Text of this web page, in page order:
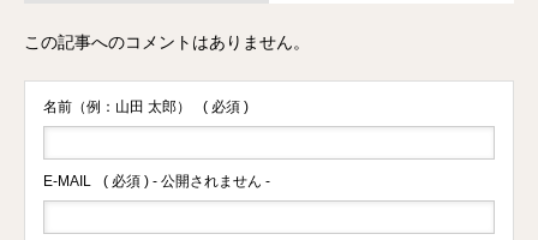
この記事へのコメントはありません。
名前（例：山田 太郎） ( 必須 )
E-MAIL ( 必須 ) - 公開されません -